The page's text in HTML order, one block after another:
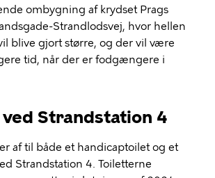
ombygning af krydset Prags
Strandlodsvej, hvor hellen
blive gjort større, og der vil være
tid, når der er fodgængere i
Strandstation 4
af til både et handicaptoilet og et
Strandstation 4. Toiletterne